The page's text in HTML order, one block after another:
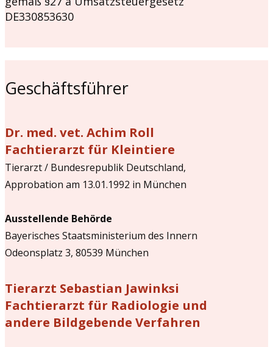
DE330853630
Geschäftsführer
Dr. med. vet. Achim Roll
Fachtierarzt für Kleintiere
Tierarzt / Bundesrepublik Deutschland,
Approbation am 13.01.1992 in München
Ausstellende Behörde
Bayerisches Staatsministerium des Innern
Odeonsplatz 3, 80539 München
Tierarzt Sebastian Jawinksi
Fachtierarzt für Radiologie und
andere Bildgebende Verfahren